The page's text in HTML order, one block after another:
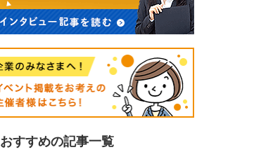
おすすめの記事一覧